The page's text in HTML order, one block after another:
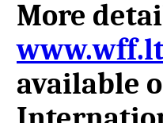
More
available